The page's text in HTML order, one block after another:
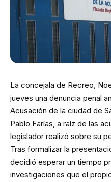
La concejala de Recreo,
jueves una denuncia penal
Acusación de la ciudad de
Pablo Farías, a raíz de las
legislador realizó sobre su
Tras formalizar la
decidió esperar un tiempo
investigaciones que el